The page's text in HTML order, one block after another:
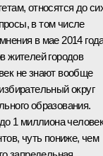
относятся до
в том числе
в мае 2014
жителей городов
не знают вообще
округ
образования.
1 миллиона
чуть пониже, чем